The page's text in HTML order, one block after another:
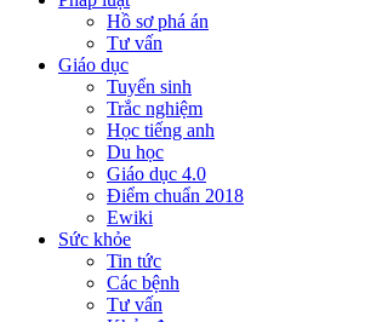
Hồ sơ phá án
Tư vấn
Giáo dục
Tuyển sinh
Trắc nghiệm
Học tiếng anh
Du học
Giáo dục 4.0
Điểm chuẩn 2018
Ewiki
Sức khỏe
Tin tức
Các bệnh
Tư vấn